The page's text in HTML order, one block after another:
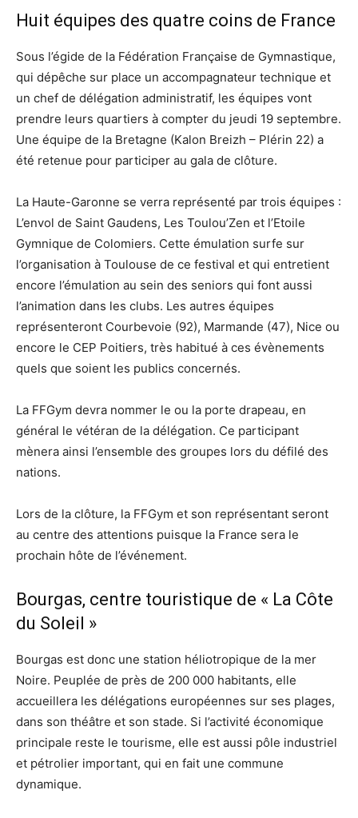
Huit équipes des quatre coins de France
Sous l’égide de la Fédération Française de Gymnastique,
qui dépêche sur place un accompagnateur technique et
un chef de délégation administratif, les équipes vont
prendre leurs quartiers à compter du jeudi 19 septembre.
Une équipe de la Bretagne (Kalon Breizh – Plérin 22) a
été retenue pour participer au gala de clôture.
La Haute-Garonne se verra représenté par trois équipes :
L’envol de Saint Gaudens, Les Toulou’Zen et l’Etoile
Gymnique de Colomiers. Cette émulation surfe sur
l’organisation à Toulouse de ce festival et qui entretient
encore l’émulation au sein des seniors qui font aussi
l’animation dans les clubs. Les autres équipes
représenteront Courbevoie (92), Marmande (47), Nice ou
encore le CEP Poitiers, très habitué à ces évènements
quels que soient les publics concernés.
La FFGym devra nommer le ou la porte drapeau, en
général le vétéran de la délégation. Ce participant
mènera ainsi l’ensemble des groupes lors du défilé des
nations.
Lors de la clôture, la FFGym et son représentant seront
au centre des attentions puisque la France sera le
prochain hôte de l’événement.
Bourgas, centre touristique de « La Côte
du Soleil »
Bourgas est donc une station héliotropique de la mer
Noire. Peuplée de près de 200 000 habitants, elle
accueillera les délégations européennes sur ses plages,
dans son théâtre et son stade. Si l’activité économique
principale reste le tourisme, elle est aussi pôle industriel
et pétrolier important, qui en fait une commune
dynamique.